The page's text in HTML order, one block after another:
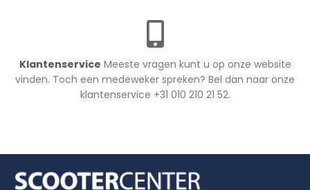
Klantenservice Meeste vragen kunt u op onze website
vinden. Toch een medeweker spreken? Bel dan naar onze
klantenservice +31 010 210 21 52.